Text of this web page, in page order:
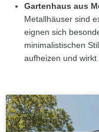
Gartenhaus aus
Metallhäuser sind
eignen sich
minimalistischen
aufheizen und wirkt